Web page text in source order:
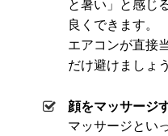
と暑い」と感じ
良くできます。
エアコンが直接
だけ避けましょう
顔をマッサージ
マッサージとい